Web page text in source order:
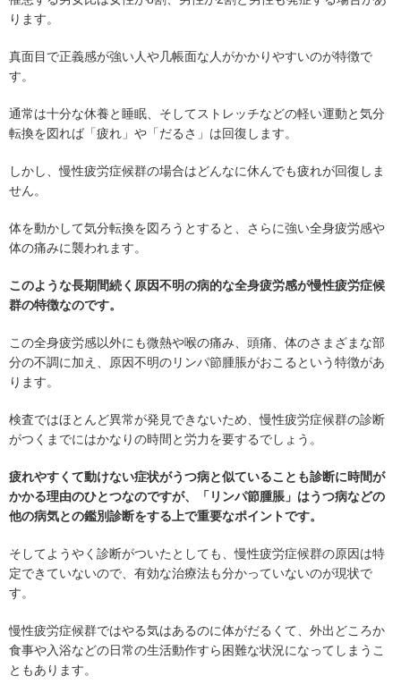
ります。
真面目で正義感が強い人や几帳面な人がかかりやすいのが特徴で
す。
通常は十分な休養と睡眠、そしてストレッチなどの軽い運動と気分
転換を図れば「疲れ」や「だるさ」は回復します。
しかし、慢性疲労症候群の場合はどんなに休んでも疲れが回復しま
せん。
体を動かして気分転換を図ろうとすると、さらに強い全身疲労感や
体の痛みに襲われます。
このような長期間続く原因不明の病的な全身疲労感が慢性疲労症候
群の特徴なのです。
この全身疲労感以外にも微熱や喉の痛み、頭痛、体のさまざまな部
分の不調に加え、原因不明のリンパ節腫脹がおこるという特徴があ
ります。
検査ではほとんど異常が発見できないため、慢性疲労症候群の診断
がつくまでにはかなりの時間と労力を要するでしょう。
疲れやすくて動けない症状がうつ病と似ていることも診断に時間が
かかる理由のひとつなのですが、「リンパ節腫脹」はうつ病などの
他の病気との鑑別診断をする上で重要なポイントです。
そしてようやく診断がついたとしても、慢性疲労症候群の原因は特
定できていないので、有効な治療法も分かっていないのが現状で
す。
慢性疲労症候群ではやる気はあるのに体がだるくて、外出どころか
食事や入浴などの日常の生活動作すら困難な状況になってしまうこ
ともあります。